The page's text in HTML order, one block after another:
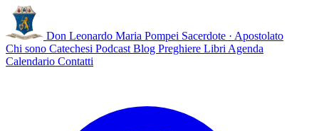
Don Leonardo Maria Pompei Sacerdote · Apostolato
Chi sono Catechesi Podcast Blog Preghiere Libri Agenda
Calendario Contatti